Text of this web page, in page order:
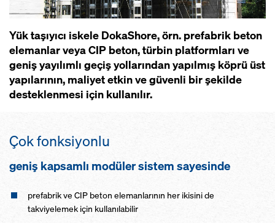
Yük taşıyıcı iskele DokaShore, örn. prefabrik beton
elemanlar veya CIP beton, türbin platformları ve
geniş yayılımlı geçiş yollarından yapılmış köprü üst
yapılarının, maliyet etkin ve güvenli bir şekilde
desteklenmesi için kullanılır.
Çok fonksiyonlu
geniş kapsamlı modüler sistem sayesinde
prefabrik ve CIP beton elemanlarının her ikisini de
takviyelemek için kullanılabilir